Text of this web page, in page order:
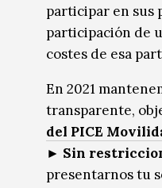
participar en sus
participación de
costes de esa
En 2021
transparente,
del PICE
► Sin
presentarnos tu